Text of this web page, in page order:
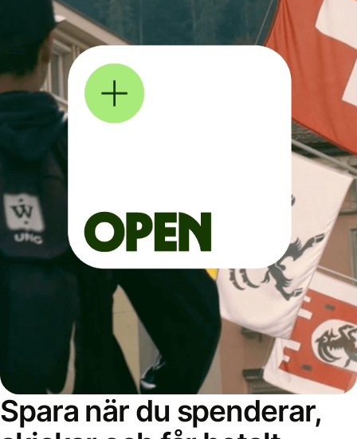
Spara när du spenderar,